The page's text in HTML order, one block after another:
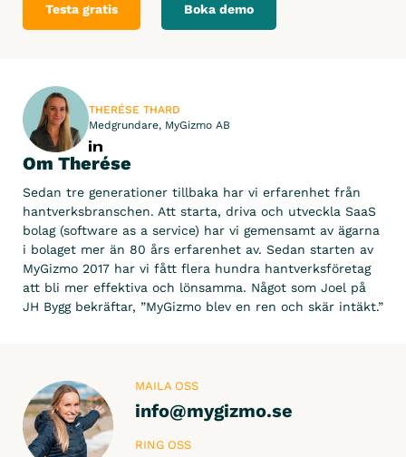
Testa gratis Boka demo
THERÉSE THARD
Medgrundare, MyGizmo AB
Om Therése
Sedan tre generationer tillbaka har vi erfarenhet från
hantverksbranschen. Att starta, driva och utveckla SaaS
bolag (software as a service) har vi gemensamt av ägarna
i bolaget mer än 80 års erfarenhet av. Sedan starten av
MyGizmo 2017 har vi fått flera hundra hantverksföretag
att bli mer effektiva och lönsamma. Något som Joel på
JH Bygg bekräftar, ”MyGizmo blev en ren och skär intäkt.”
MAILA OSS
info@mygizmo.se
RING OSS